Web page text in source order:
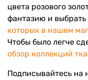
цвета розового
фантазию и выбрать
которых в нашем
Чтобы было легче
обзор коллекций
Подписывайтесь на